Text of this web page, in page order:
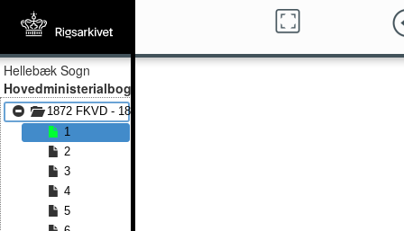
Hellebæk Sogn
Hovedministerialbog
1872 FKVD - 1891 FKVD
1
2
3
4
5